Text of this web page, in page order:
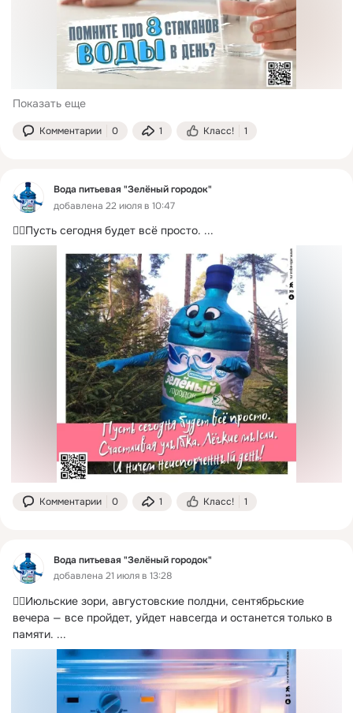
Показать еще
Комментарии 0 1 Класс! 1
Вода питьевая "Зелёный городок"
добавлена 22 июля в 10:47
👉🏻Пусть сегодня будет всё просто. ...
Комментарии 0 1 Класс! 1
Вода питьевая "Зелёный городок"
добавлена 21 июля в 13:28
👉🏻Июльские зори, августовские полдни, сентябрьские
вечера — все пройдет, уйдет навсегда и останется только в
памяти. ...